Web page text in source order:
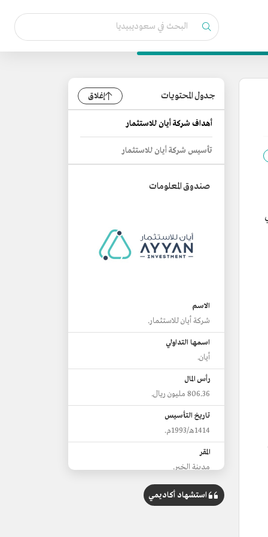
جدول المحتويات إغلاق
أهداف شركة أيان للاستثمار
تأسيس شركة أيان للاستثمار
صندوق المعلومات
الاسم
شركة أيان للاستثمار.
اسمها التداولي
أيان.
رأس المال
806.36 مليون ريال.
تاريخ التأسيس
1414هـ/1993م.
المقر
مدينة الخبر.
استشهاد أكاديمي